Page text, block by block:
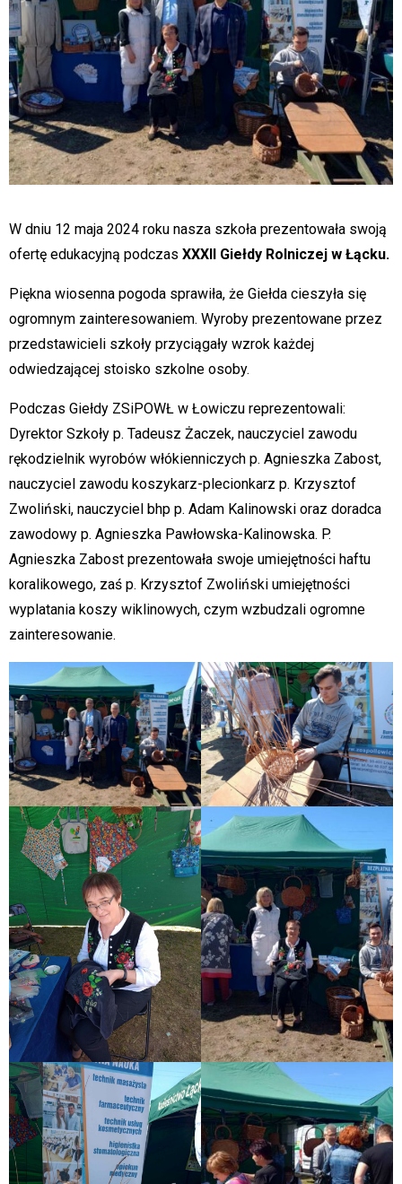
W dniu 12 maja 2024 roku nasza szkoła prezentowała swoją
ofertę edukacyjną podczas XXXII Giełdy Rolniczej w Łącku.
Piękna wiosenna pogoda sprawiła, że Giełda cieszyła się
ogromnym zainteresowaniem. Wyroby prezentowane przez
przedstawicieli szkoły przyciągały wzrok każdej
odwiedzającej stoisko szkolne osoby.
Podczas Giełdy ZSiPOWŁ w Łowiczu reprezentowali:
Dyrektor Szkoły p. Tadeusz Żaczek, nauczyciel zawodu
rękodzielnik wyrobów włókienniczych p. Agnieszka Zabost,
nauczyciel zawodu koszykarz-plecionkarz p. Krzysztof
Zwoliński, nauczyciel bhp p. Adam Kalinowski oraz doradca
zawodowy p. Agnieszka Pawłowska-Kalinowska. P.
Agnieszka Zabost prezentowała swoje umiejętności haftu
koralikowego, zaś p. Krzysztof Zwoliński umiejętności
wyplatania koszy wiklinowych, czym wzbudzali ogromne
zainteresowanie.